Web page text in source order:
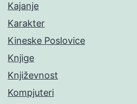
Kajanje
Karakter
Kineske Poslovice
Knjige
Književnost
Kompjuteri